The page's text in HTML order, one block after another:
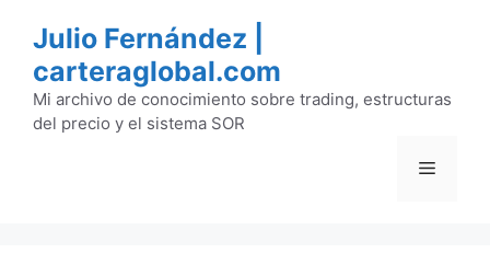
contenido
Julio Fernández |
carteraglobal.com
Mi archivo de conocimiento sobre trading, estructuras
del precio y el sistema SOR
Menú